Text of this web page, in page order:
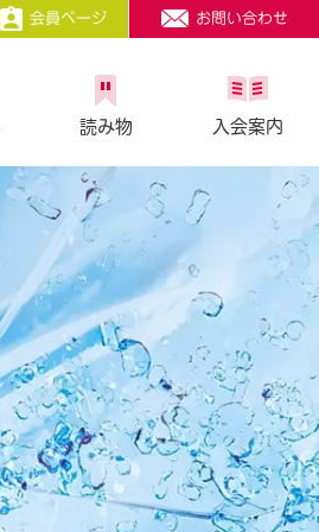
会員ページ お問い合わせ
読み物 入会案内